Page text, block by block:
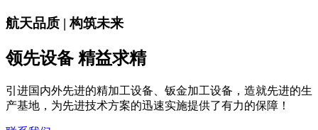
航天品质 | 构筑未来
领先设备 精益求精
引进国内外先进的精加工设备、钣金加工设备，造就先进的生
产基地，为先进技术方案的迅速实施提供了有力的保障！